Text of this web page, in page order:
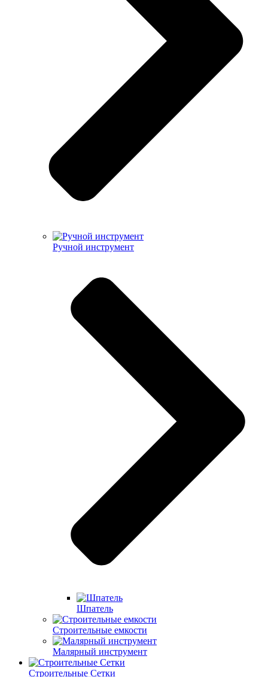
Ручной инструмент
Шпатель
Строительные емкости
Малярный инструмент
Строительные Сетки